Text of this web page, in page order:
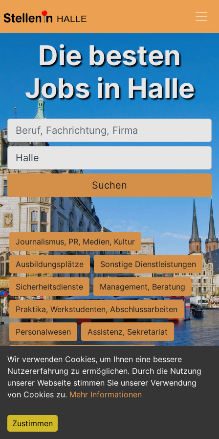
HALLE
Wir verwenden Cookies, um Ihnen eine bessere
Nutzererfahrung zu ermöglichen. Durch die Nutzung
unserer Webseite stimmen Sie unserer Verwendung
von Cookies zu. Mehr Informationen
Zustimmen
Die besten
Jobs in Halle
Beruf, Fachrichtung, Firma
Ort, Stadt
Suchen
Journalismus, PR, Medien, Kultur
Ausbildungsplätze Sonstige Dienstleistungen
Sicherheitsdienste Management, Beratung
Praktika, Werkstudenten, Abschlussarbeiten
Personalwesen Assistenz, Sekretariat
Hilfskräfte, Aushilfs- und Nebenjobs
Einkauf, Logistik, Materialwirtschaft
Weiterbildung, Studium, duale Ausbildung
Tourismus